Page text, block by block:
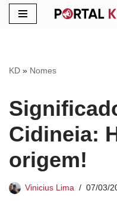
conteúdo
KD » Nomes
Cidineia:
origem!
Vinicius Lima 07/03/